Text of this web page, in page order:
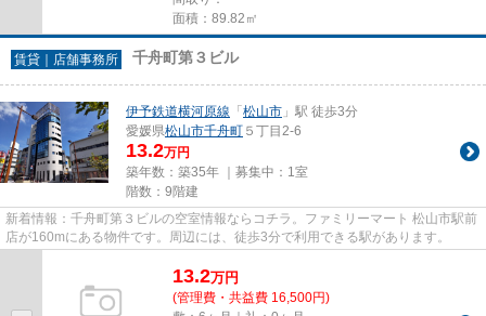
面積：89.82㎡
賃貸｜店舗事務所 千舟町第３ビル
伊予鉄道横河原線 「 松山市 」駅 徒歩3分
愛媛県松山市千舟町 ５丁目2-6
13.2万円
築年数：築35年 ｜募集中： 1室
階数：9階建
新着情報：千舟町第３ビルの空室情報ならコチラ。ファミリーマート 松山市駅前
店が160mにある物件です。周辺には、徒歩3分で利用できる駅があります。
13.2万円
(管理費・共益費 16,500円)